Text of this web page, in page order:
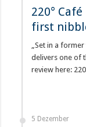
220°
first
„Set in a
delivers one of
review here:
5 Dezember